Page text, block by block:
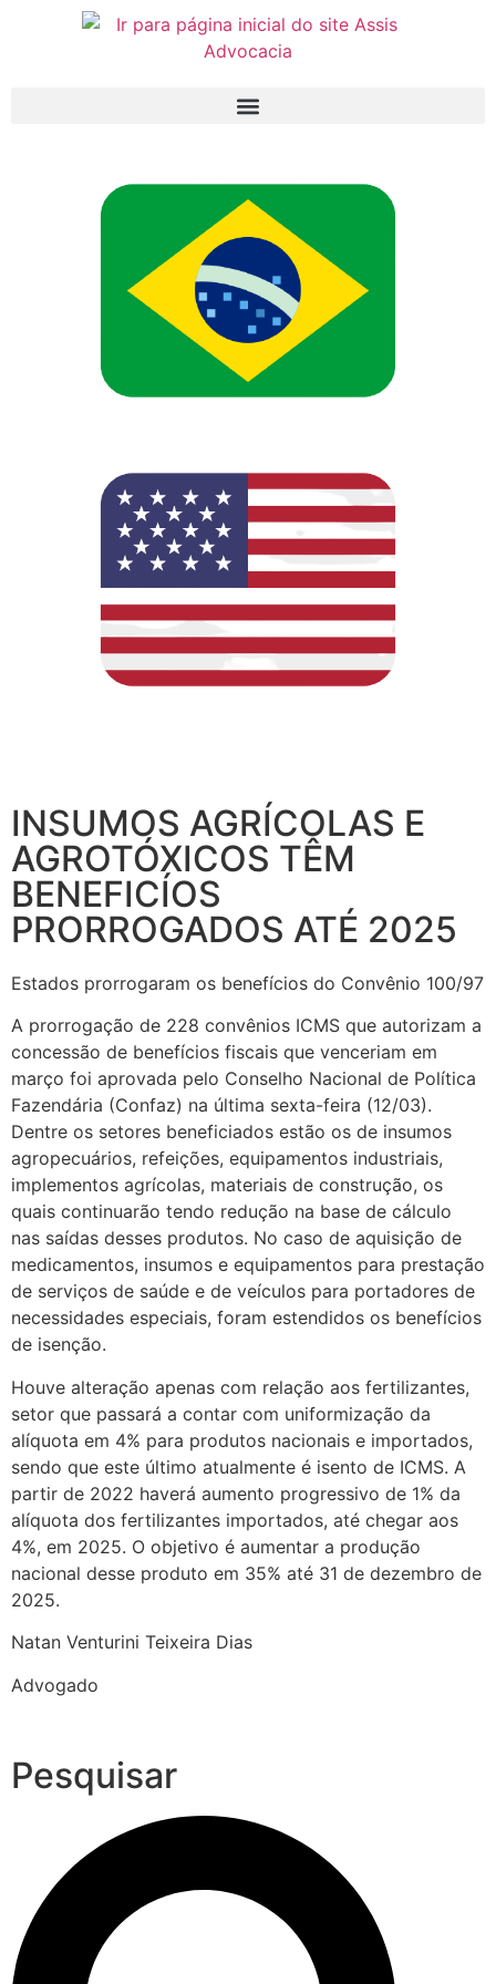
INSUMOS AGRÍCOLAS E
AGROTÓXICOS TÊM
BENEFICÍOS
PRORROGADOS ATÉ 2025
Estados prorrogaram os benefícios do Convênio 100/97
A prorrogação de 228 convênios ICMS que autorizam a
concessão de benefícios fiscais que venceriam em
março foi aprovada pelo Conselho Nacional de Política
Fazendária (Confaz) na última sexta-feira (12/03).
Dentre os setores beneficiados estão os de insumos
agropecuários, refeições, equipamentos industriais,
implementos agrícolas, materiais de construção, os
quais continuarão tendo redução na base de cálculo
nas saídas desses produtos. No caso de aquisição de
medicamentos, insumos e equipamentos para prestação
de serviços de saúde e de veículos para portadores de
necessidades especiais, foram estendidos os benefícios
de isenção.
Houve alteração apenas com relação aos fertilizantes,
setor que passará a contar com uniformização da
alíquota em 4% para produtos nacionais e importados,
sendo que este último atualmente é isento de ICMS. A
partir de 2022 haverá aumento progressivo de 1% da
alíquota dos fertilizantes importados, até chegar aos
4%, em 2025. O objetivo é aumentar a produção
nacional desse produto em 35% até 31 de dezembro de
2025.
Natan Venturini Teixeira Dias
Advogado
Pesquisar